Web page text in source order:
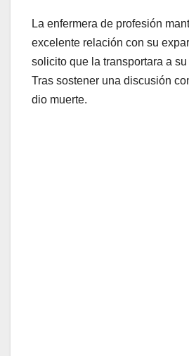
La enfermera de profesión
excelente relación con su
solicito que la transportara a
Tras sostener una discusión
dio muerte.